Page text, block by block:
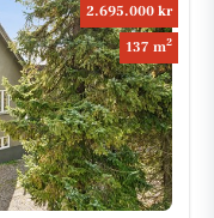
2.695.000 kr
137 m2